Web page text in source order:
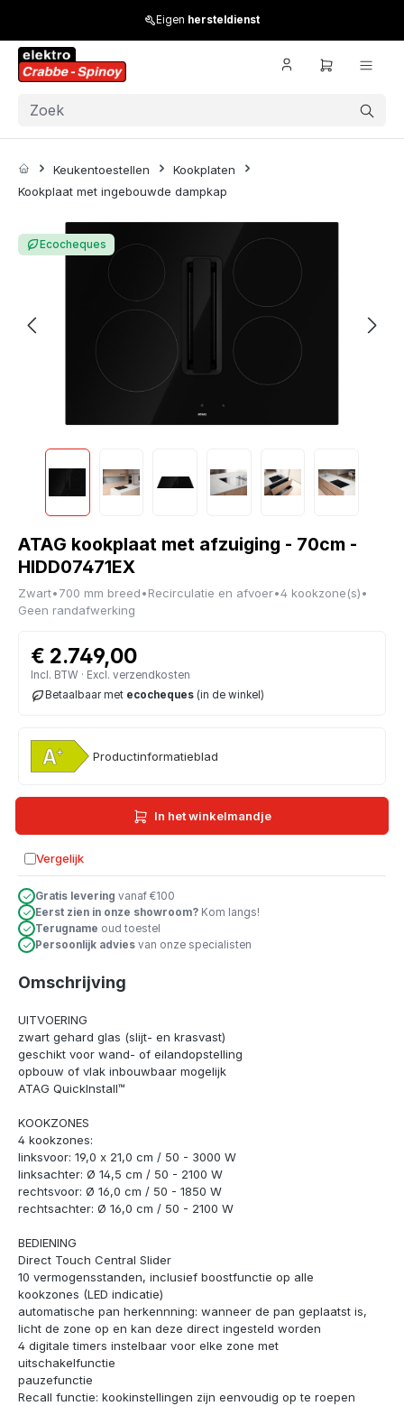
Eigen hersteldienst
Keukentoestellen
Kookplaten
Kookplaat met ingebouwde dampkap
Ecocheques
ATAG kookplaat met afzuiging - 70cm -
HIDD07471EX
Zwart•700 mm breed•Recirculatie en afvoer•4 kookzone(s)•
Geen randafwerking
€ 2.749,00
Incl. BTW · Excl. verzendkosten
Betaalbaar met ecocheques (in de winkel)
Productinformatieblad
In het winkelmandje
Vergelijk
Toevoegen aan vergelijking
Gratis levering vanaf €100
Eerst zien in onze showroom? Kom langs!
Terugname oud toestel
Persoonlijk advies van onze specialisten
Omschrijving
UITVOERING
zwart gehard glas (slijt- en krasvast)
geschikt voor wand- of eilandopstelling
opbouw of vlak inbouwbaar mogelijk
ATAG QuickInstall™
KOOKZONES
4 kookzones:
linksvoor: 19,0 x 21,0 cm / 50 - 3000 W
linksachter: Ø 14,5 cm / 50 - 2100 W
rechtsvoor: Ø 16,0 cm / 50 - 1850 W
rechtsachter: Ø 16,0 cm / 50 - 2100 W
BEDIENING
Direct Touch Central Slider
10 vermogensstanden, inclusief boostfunctie op alle
kookzones (LED indicatie)
automatische pan herkennning: wanneer de pan geplaatst is,
licht de zone op en kan deze direct ingesteld worden
4 digitale timers instelbaar voor elke zone met
uitschakelfunctie
pauzefunctie
Recall functie: kookinstellingen zijn eenvoudig op te roepen